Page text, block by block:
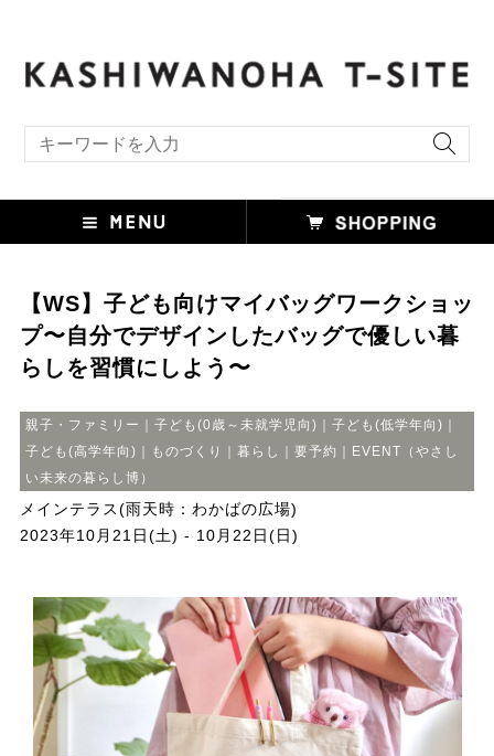
【WS】子ども向けマイバッグワークショッ
プ〜自分でデザインしたバッグで優しい暮
らしを習慣にしよう〜
親子・ファミリー｜子ども(0歳～未就学児向)｜子ども(低学年向)｜
子ども(高学年向)｜ものづくり｜暮らし｜要予約｜EVENT（やさし
い未来の暮らし博）
メインテラス(雨天時：わかばの広場)
2023年10月21日(土) - 10月22日(日)